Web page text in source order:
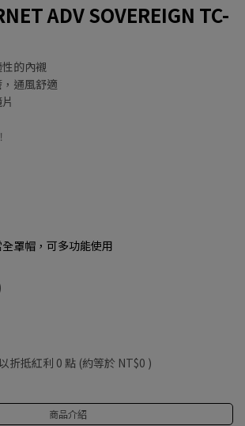
ADV SOVEREIGN TC-
的內襯
通風舒適
罩帽，可多功能使用
折抵紅利 0 點 (約等於 NT$0 )
商品介紹